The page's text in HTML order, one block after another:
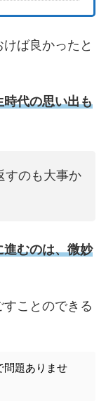
ば良かったと
時代の思い出も
すのも大事か
進むのは、微妙
ことのできる
問題ありませ